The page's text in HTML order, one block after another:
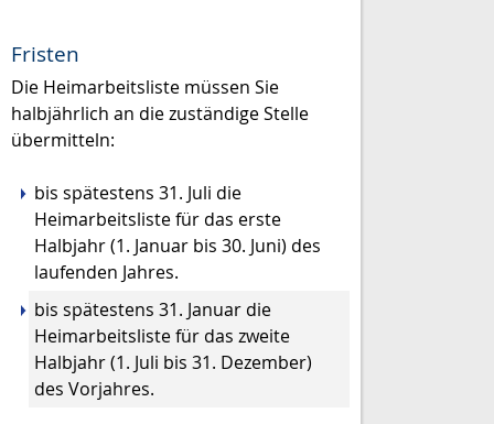
Fristen
Die Heimarbeitsliste müssen Sie
halbjährlich an die zuständige Stelle
übermitteln:
bis spätestens 31. Juli die
Heimarbeitsliste für das erste
Halbjahr (1. Januar bis 30. Juni) des
laufenden Jahres.
bis spätestens 31. Januar die
Heimarbeitsliste für das zweite
Halbjahr (1. Juli bis 31. Dezember)
des Vorjahres.